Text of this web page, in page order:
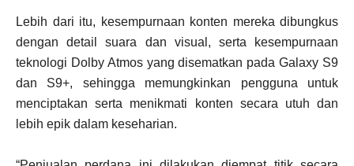
Lebih dari itu, kesempurnaan konten mereka dibungkus
dengan detail suara dan visual, serta kesempurnaan
teknologi Dolby Atmos yang disematkan pada Galaxy S9
dan S9+, sehingga memungkinkan pengguna untuk
menciptakan serta menikmati konten secara utuh dan
lebih epik dalam keseharian.